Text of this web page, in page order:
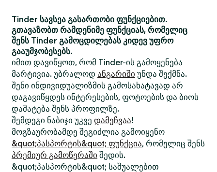
Tinder სავსეა გასართობი ფუნქციებით.
გთავაზობთ რამდენიმე ფუნქციას, რომელიც
შენს Tinder გამოცდილებას კიდევ უფრო
გააუმჯობესებს.
იმით დავიწყოთ, რომ Tinder-ის გამოყენება
მარტივია. უბრალოდ ანგარიში უნდა შექმნა.
შენი ინდივიდუალიზმის გამოსახატავად არ
დაგავიწყდეს ინტერესების, ფოტოების და ბიოს
დამატება შენს პროფილზე.
შემდეგი ნაბიჯი უკვე დამეჩვაა!
მოგზაურობამდე შეგიძლია გამოიყენო
&quot;პასპორტის&quot; ფუნქცია, რომელიც შენს
პრემიურ გამოწერაში შედის.
&quot;პასპორტის&quot; საშუალებით